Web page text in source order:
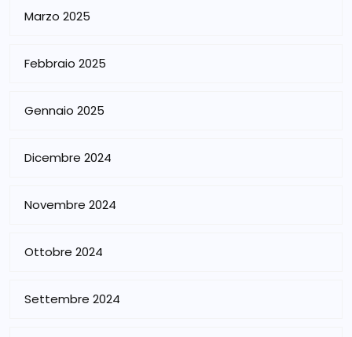
Marzo 2025
Febbraio 2025
Gennaio 2025
Dicembre 2024
Novembre 2024
Ottobre 2024
Settembre 2024